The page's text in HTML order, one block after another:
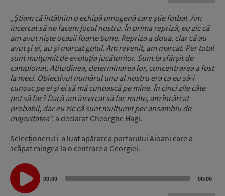
„Știam că întâlnim o echipă omogenă care știe fotbal. Am
încercat să ne facem jocul nostru. În prima repriză, eu zic că
am avut niște ocazii foarte bune. Repriza a doua, clar că au
avut și ei, au și marcat golul. Am revenit, am marcat. Pertotal
sunt mulțumit de evoluția jucătorilor. Sunt la sfârșit de
campionat. Atitudinea, determinarea lor, concentrarea a fost
la meci. Obiectivul numărul unu al nostru era ca eu să-i
cunosc pe ei și ei să mă cunoască pe mine. În cinci zile câte
pot să fac? Dacă am încercat să fac multe, am încărcat
probabil, dar eu zic că sunt mulțumit per ansamblu de
majoritatea”, a declarat Gheorghe Hagi.
Selecționerul i-a luat apărarea portarului Aioani care a
scăpat mingea la o centrare a Georgiei.
Audio
Player
00:00 00:00